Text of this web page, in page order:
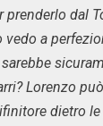
dal
a
Lorenzo
dietro le